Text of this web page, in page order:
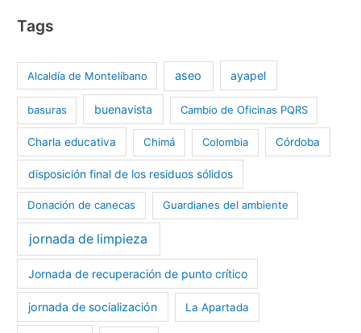
Tags
Alcaldía de Montelíbano aseo ayapel
basuras buenavista Cambio de Oficinas PQRS
Charla educativa Chimá Colombia Córdoba
disposición final de los residuos sólidos
Donación de canecas Guardianes del ambiente
jornada de limpieza
Jornada de recuperación de punto crítico
jornada de socialización La Apartada